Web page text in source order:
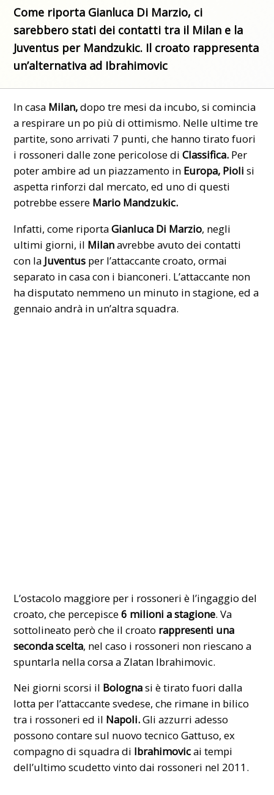
Come riporta Gianluca Di Marzio, ci
sarebbero stati dei contatti tra il Milan e la
Juventus per Mandzukic. Il croato rappresenta
un’alternativa ad Ibrahimovic
In casa Milan,dopo tre mesi da incubo, si comincia
a respirare un po più di ottimismo. Nelle ultime tre
partite, sono arrivati 7 punti, che hanno tirato fuori
i rossoneri dalle zone pericolose diClassifica. Per
poter ambire ad un piazzamento in Europa, Pioli si
aspetta rinforzi dal mercato, ed uno di questi
potrebbe essere Mario Mandzukic.
Infatti, come riportaGianluca Di Marzio, negli
ultimi giorni, il Milanavrebbe avuto dei contatti
con la Juventus per l’attaccante croato, ormai
separato in casa con i bianconeri. L’attaccante non
ha disputato nemmeno un minuto in stagione, ed a
gennaio andrà in un’altra squadra.
L’ostacolo maggiore per i rossoneri è l’ingaggio del
croato, che percepisce6 milioni a stagione. Va
sottolineato però che il croato rappresenti una
seconda scelta, nel caso i rossoneri non riescano a
spuntarla nella corsa a Zlatan Ibrahimovic.
Nei giorni scorsi il Bolognasi è tirato fuori dalla
lotta per l’attaccante svedese, che rimane in bilico
tra i rossoneri ed il Napoli.Gli azzurri adesso
possono contare sul nuovo tecnicoGattuso, ex
compagno di squadra di Ibrahimovicai tempi
dell’ultimo scudetto vinto dai rossoneri nel 2011.